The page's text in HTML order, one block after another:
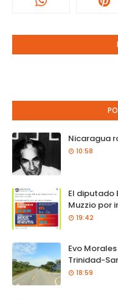
Nicaragua
10:58
El diputado
Muzzio por
19:42
Evo
Trinidad-
18:59